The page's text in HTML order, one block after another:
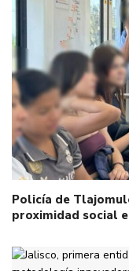
Policía de
proximidad social